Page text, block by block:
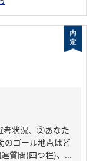
考状況、②あなた
のゴール地点はど
質問(四つ程)、...